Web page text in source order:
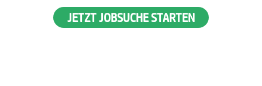
JETZT JOBSUCHE STARTEN